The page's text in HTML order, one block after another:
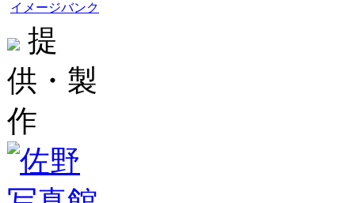
イメージバンク
提
供・製
作